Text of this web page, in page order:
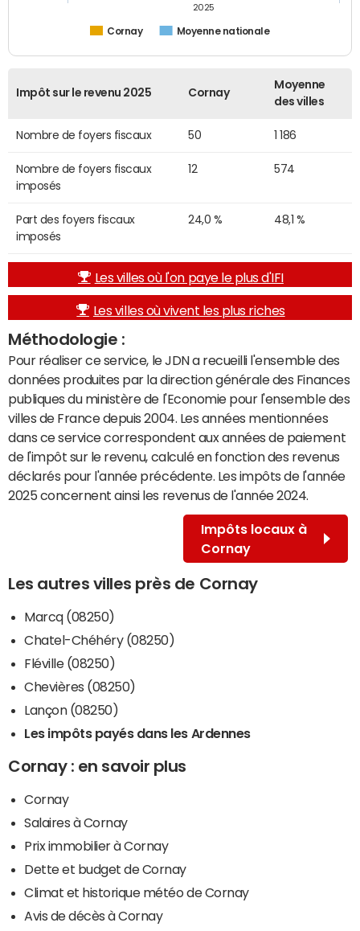
Cornay Moyenne nationale
2025
Impôt sur le revenu 2025 Cornay
Moyenne
des villes
Nombre de foyers fiscaux 50 1 186
Nombre de foyers fiscaux
imposés
12 574
Part des foyers fiscaux
imposés
24,0 % 48,1 %
Les villes où l'on paye le plus d'IFI
Les villes où vivent les plus riches
Méthodologie :
Pour réaliser ce service, le JDN a recueilli l'ensemble des
données produites par la direction générale des Finances
publiques du ministère de l'Economie pour l'ensemble des
villes de France depuis 2004. Les années mentionnées
dans ce service correspondent aux années de paiement
de l'impôt sur le revenu, calculé en fonction des revenus
déclarés pour l'année précédente. Les impôts de l'année
2025 concernent ainsi les revenus de l'année 2024.
Impôts locaux à
Cornay
Les autres villes près de Cornay
Marcq (08250)
Chatel-Chéhéry (08250)
Fléville (08250)
Chevières (08250)
Lançon (08250)
Les impôts payés dans les Ardennes
Cornay : en savoir plus
Cornay
Salaires à Cornay
Prix immobilier à Cornay
Dette et budget de Cornay
Climat et historique météo de Cornay
Avis de décès à Cornay